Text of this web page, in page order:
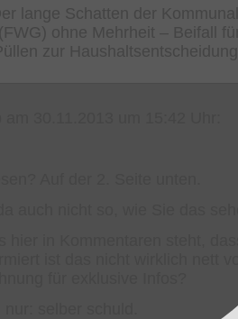
lange Schatten der
ohne Mehrheit – Beifall
zur
auch nicht so, wie Sie das
hier in Kommentaren steht,
ist das nicht wirklich nett
für exklusive Infos?
selber schuld.